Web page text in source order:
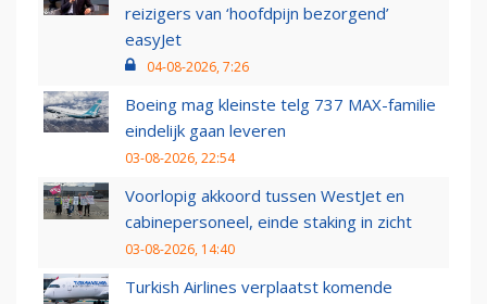
reizigers van ‘hoofdpijn bezorgend’
easyJet
04-08-2026, 7:26
Boeing mag kleinste telg 737 MAX-familie
eindelijk gaan leveren
03-08-2026, 22:54
Voorlopig akkoord tussen WestJet en
cabinepersoneel, einde staking in zicht
03-08-2026, 14:40
Turkish Airlines verplaatst komende